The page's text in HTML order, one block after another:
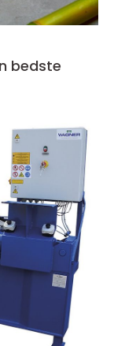
bedste